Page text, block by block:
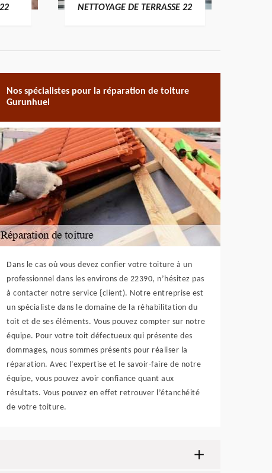
NETTOYAGE DE TERRASSE 22
Nos spécialistes pour la réparation de toiture
Gurunhuel
Dans le cas où vous devez confier votre toiture à un
professionnel dans les environs de 22390, n’hésitez pas
à contacter notre service {client). Notre entreprise est
un spécialiste dans le domaine de la réhabilitation du
toit et de ses éléments. Vous pouvez compter sur notre
équipe. Pour votre toit défectueux qui présente des
dommages, nous sommes présents pour réaliser la
réparation. Avec l’expertise et le savoir-faire de notre
équipe, vous pouvez avoir confiance quant aux
résultats. Vous pouvez en effet retrouver l’étanchéité
de votre toiture.